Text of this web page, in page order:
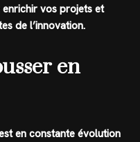
enrichir vos projets et
de l’innovation.
en
en constante évolution